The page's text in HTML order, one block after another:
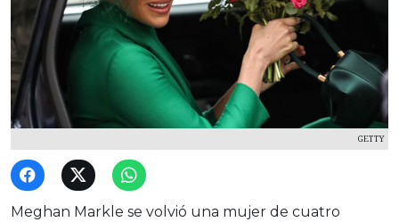
GETTY
Meghan Markle se volvió una mujer de cuatro